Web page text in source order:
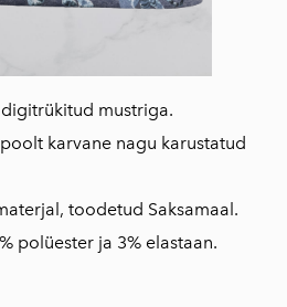
mustriga.
karvane nagu karustatud
toodetud Saksamaal.
polüester ja 3% elastaan.